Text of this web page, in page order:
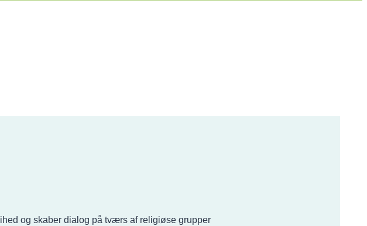
og skaber dialog på tværs af religiøse grupper